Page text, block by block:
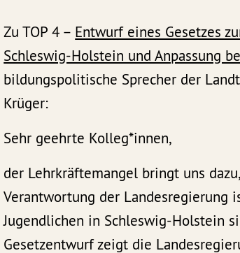
Zu TOP 4 – Entwurf eines Gesetzes
Schleswig-Holstein und Anpassung
bildungspolitische Sprecher der
Krüger:
Sehr geehrte Kolleg*innen,
der Lehrkräftemangel bringt uns
Verantwortung der Landesregierung
Jugendlichen in Schleswig-Holstein
Gesetzentwurf zeigt die